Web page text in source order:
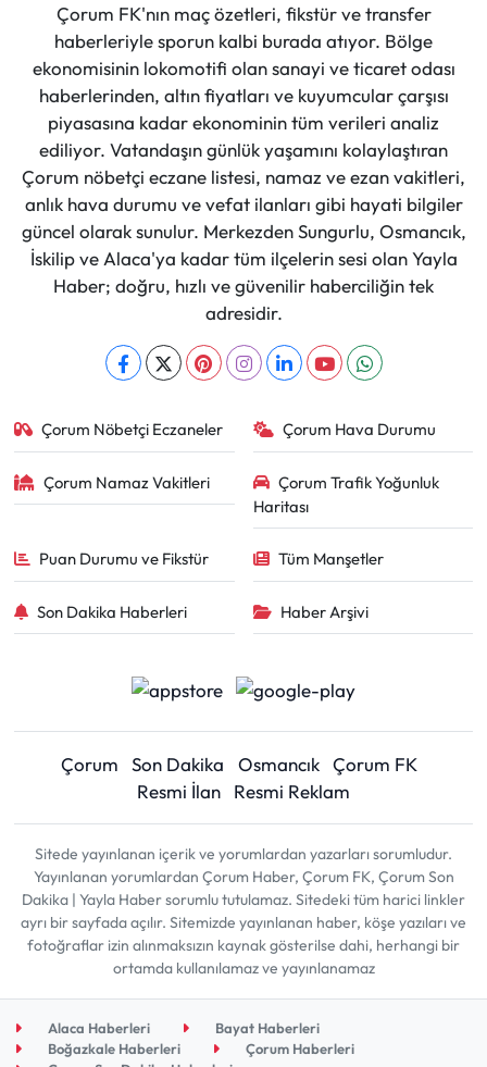
Çorum FK'nın maç özetleri, fikstür ve transfer
haberleriyle sporun kalbi burada atıyor. Bölge
ekonomisinin lokomotifi olan sanayi ve ticaret odası
haberlerinden, altın fiyatları ve kuyumcular çarşısı
piyasasına kadar ekonominin tüm verileri analiz
ediliyor. Vatandaşın günlük yaşamını kolaylaştıran
Çorum nöbetçi eczane listesi, namaz ve ezan vakitleri,
anlık hava durumu ve vefat ilanları gibi hayati bilgiler
güncel olarak sunulur. Merkezden Sungurlu, Osmancık,
İskilip ve Alaca'ya kadar tüm ilçelerin sesi olan Yayla
Haber; doğru, hızlı ve güvenilir haberciliğin tek
adresidir.
Çorum Nöbetçi Eczaneler Çorum Hava Durumu
Çorum Namaz Vakitleri
Çorum Trafik Yoğunluk
Haritası
Puan Durumu ve Fikstür Tüm Manşetler
Son Dakika Haberleri Haber Arşivi
Çorum Son Dakika Osmancık Çorum FK
Resmi İlan
Resmi Reklam
Sitede yayınlanan içerik ve yorumlardan yazarları sorumludur.
Yayınlanan yorumlardan Çorum Haber, Çorum FK, Çorum Son
Dakika | Yayla Haber sorumlu tutulamaz. Sitedeki tüm harici linkler
ayrı bir sayfada açılır. Sitemizde yayınlanan haber, köşe yazıları ve
fotoğraflar izin alınmaksızın kaynak gösterilse dahi, herhangi bir
ortamda kullanılamaz ve yayınlanamaz
Alaca Haberleri
Bayat Haberleri
Boğazkale Haberleri
Çorum Haberleri